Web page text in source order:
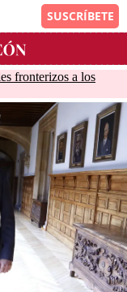
fronterizos a los